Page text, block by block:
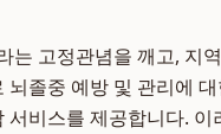
고정관념을 깨고, 지
졸중 예방 및 관리에
비스를 제공합니다.